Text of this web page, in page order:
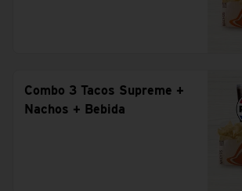
Combo 3 Tacos Supreme +
Nachos + Bebida